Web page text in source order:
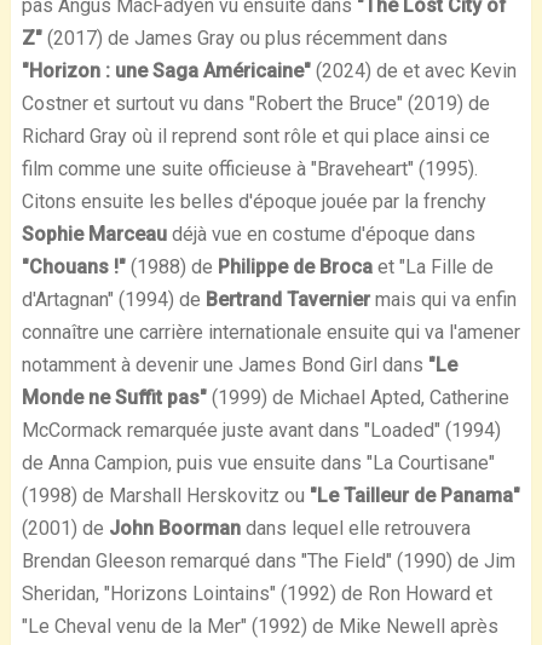
pas Angus MacFadyen vu ensuite dans "The Lost City of
Z"(2017) de James Gray ou plus récemment dans
"Horizon : une Saga Américaine"(2024) de et avec Kevin
Costner et surtout vu dans "Robert the Bruce" (2019) de
Richard Gray où il reprend sont rôle et qui place ainsi ce
film comme une suite officieuse à "Braveheart" (1995).
Citons ensuite les belles d'époque jouée par la frenchy
Sophie Marceaudéjà vue en costume d'époque dans
"Chouans !"(1988) de Philippe de Brocaet "La Fille de
d'Artagnan" (1994) de Bertrand Taverniermais qui va enfin
connaître une carrière internationale ensuite qui va l'amener
notamment à devenir une James Bond Girl dans "Le
Monde ne Suffit pas"(1999) de Michael Apted, Catherine
McCormack remarquée juste avant dans "Loaded" (1994)
de Anna Campion, puis vue ensuite dans "La Courtisane"
(1998) de Marshall Herskovitz ou "Le Tailleur de Panama"
(2001) de John Boormandans lequel elle retrouvera
Brendan Gleeson remarqué dans "The Field" (1990) de Jim
Sheridan, "Horizons Lointains" (1992) de Ron Howard et
"Le Cheval venu de la Mer" (1992) de Mike Newell après